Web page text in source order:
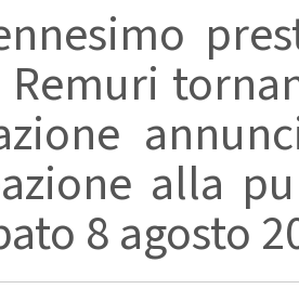
Remuri
alla
8 agosto